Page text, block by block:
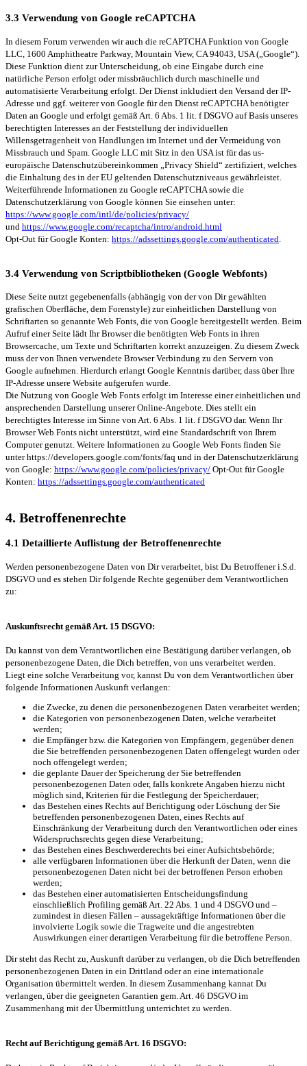
3.3 Verwendung von Google reCAPTCHA
In diesem Forum verwenden wir auch die reCAPTCHA Funktion von Google
LLC, 1600 Amphitheatre Parkway, Mountain View, CA 94043, USA („Google“).
Diese Funktion dient zur Unterscheidung, ob eine Eingabe durch eine
natürliche Person erfolgt oder missbräuchlich durch maschinelle und
automatisierte Verarbeitung erfolgt. Der Dienst inkludiert den Versand der IP-
Adresse und ggf. weiterer von Google für den Dienst reCAPTCHA benötigter
Daten an Google und erfolgt gemäß Art. 6 Abs. 1 lit. f DSGVO auf Basis unseres
berechtigten Interesses an der Feststellung der individuellen
Willensgetragenheit von Handlungen im Internet und der Vermeidung von
Missbrauch und Spam. Google LLC mit Sitz in den USA ist für das us-
europäische Datenschutzübereinkommen „Privacy Shield“ zertifiziert, welches
die Einhaltung des in der EU geltenden Datenschutzniveaus gewährleistet.
Weiterführende Informationen zu Google reCAPTCHA sowie die
Datenschutzerklärung von Google können Sie einsehen unter:
https://www.google.com/intl/de/policies/privacy/
und https://www.google.com/recaptcha/intro/android.html
Opt-Out für Google Konten: https://adssettings.google.com/authenticated
3.4 Verwendung von Scriptbibliotheken (Google Webfonts)
Diese Seite nutzt gegebenenfalls (abhängig von der von Dir gewählten
grafischen Oberfläche, dem Forenstyle) zur einheitlichen Darstellung von
Schriftarten so genannte Web Fonts, die von Google bereitgestellt werden. Beim
Aufruf einer Seite lädt Ihr Browser die benötigten Web Fonts in ihren
Browsercache, um Texte und Schriftarten korrekt anzuzeigen. Zu diesem Zweck
muss der von Ihnen verwendete Browser Verbindung zu den Servern von
Google aufnehmen. Hierdurch erlangt Google Kenntnis darüber, dass über Ihre
IP-Adresse unsere Website aufgerufen wurde.
Die Nutzung von Google Web Fonts erfolgt im Interesse einer einheitlichen und
ansprechenden Darstellung unserer Online-Angebote. Dies stellt ein
berechtigtes Interesse im Sinne von Art. 6 Abs. 1 lit. f DSGVO dar. Wenn Ihr
Browser Web Fonts nicht unterstützt, wird eine Standardschrift von Ihrem
Computer genutzt. Weitere Informationen zu Google Web Fonts finden Sie
unter https://developers.google.com/fonts/faq und in der Datenschutzerklärung
von Google: https://www.google.com/policies/privacy/ Opt-Out für Google
Konten: https://adssettings.google.com/authenticated
4. Betroffenenrechte
4.1 Detaillierte Auflistung der Betroffenenrechte
Werden personenbezogene Daten von Dir verarbeitet, bist Du Betroffener i.S.d.
DSGVO und es stehen Dir folgende Rechte gegenüber dem Verantwortlichen
zu:
Auskunftsrecht gemäß Art. 15 DSGVO:
Du kannst von dem Verantwortlichen eine Bestätigung darüber verlangen, ob
personenbezogene Daten, die Dich betreffen, von uns verarbeitet werden.
Liegt eine solche Verarbeitung vor, kannst Du von dem Verantwortlichen über
folgende Informationen Auskunft verlangen:
die Zwecke, zu denen die personenbezogenen Daten verarbeitet werden;
die Kategorien von personenbezogenen Daten, welche verarbeitet
werden;
die Empfänger bzw. die Kategorien von Empfängern, gegenüber denen
die Sie betreffenden personenbezogenen Daten offengelegt wurden oder
noch offengelegt werden;
die geplante Dauer der Speicherung der Sie betreffenden
personenbezogenen Daten oder, falls konkrete Angaben hierzu nicht
möglich sind, Kriterien für die Festlegung der Speicherdauer;
das Bestehen eines Rechts auf Berichtigung oder Löschung der Sie
betreffenden personenbezogenen Daten, eines Rechts auf
Einschränkung der Verarbeitung durch den Verantwortlichen oder eines
Widerspruchsrechts gegen diese Verarbeitung;
das Bestehen eines Beschwerderechts bei einer Aufsichtsbehörde;
alle verfügbaren Informationen über die Herkunft der Daten, wenn die
personenbezogenen Daten nicht bei der betroffenen Person erhoben
werden;
das Bestehen einer automatisierten Entscheidungsfindung
einschließlich Profiling gemäß Art. 22 Abs. 1 und 4 DSGVO und –
zumindest in diesen Fällen – aussagekräftige Informationen über die
involvierte Logik sowie die Tragweite und die angestrebten
Auswirkungen einer derartigen Verarbeitung für die betroffene Person.
Dir steht das Recht zu, Auskunft darüber zu verlangen, ob die Dich betreffenden
personenbezogenen Daten in ein Drittland oder an eine internationale
Organisation übermittelt werden. In diesem Zusammenhang kannat Du
verlangen, über die geeigneten Garantien gem. Art. 46 DSGVO im
Zusammenhang mit der Übermittlung unterrichtet zu werden.
Recht auf Berichtigung gemäß Art. 16 DSGVO: